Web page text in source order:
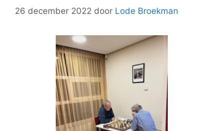
26 december 2022 door Lode Broekman